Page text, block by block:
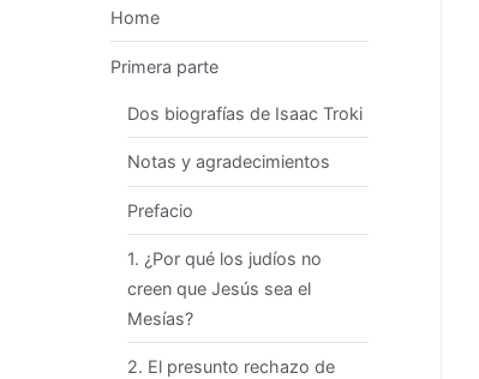
Home
Primera parte
Dos biografías de Isaac Troki
Notas y agradecimientos
Prefacio
1. ¿Por qué los judíos no
creen que Jesús sea el
Mesías?
2. El presunto rechazo de